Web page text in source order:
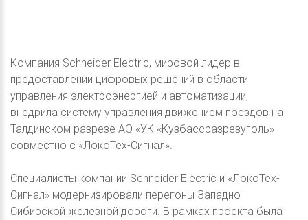
Компания Schneider Electric, мировой лидер в
предоставлении цифровых решений в области
управления электроэнергией и автоматизации,
внедрила систему управления движением поездов на
Талдинском разрезе АО «УК «Кузбассразрезуголь»
совместно с «ЛокоТех-Сигнал».
Специалисты компании Schneider Electric и «ЛокоТех-
Сигнал» модернизировали перегоны Западно-
Сибирской железной дороги. В рамках проекта была